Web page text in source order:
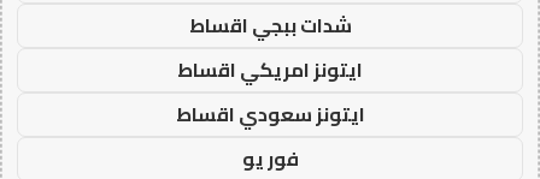
شدات ببجي اقساط
ايتونز امريكي اقساط
ايتونز سعودي اقساط
فور يو